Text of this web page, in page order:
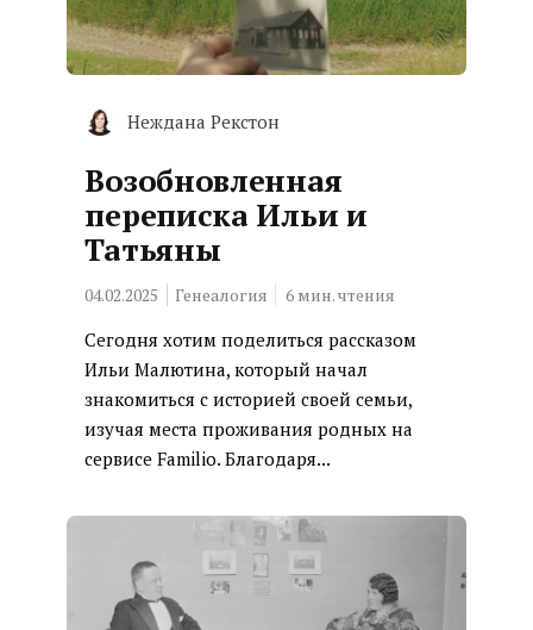
Неждана Рекстон
Возобновленная
переписка Ильи и
Татьяны
04.02.2025 Генеалогия 6 мин. чтения
Сегодня хотим поделиться рассказом
Ильи Малютина, который начал
знакомиться с историей своей семьи,
изучая места проживания родных на
сервисе Familio. Благодаря...